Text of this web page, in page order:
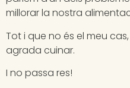
millorar la nostra
Tot i que no és el meu
agrada cuinar.
I no passa res!